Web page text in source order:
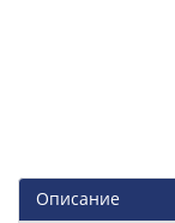
Описание